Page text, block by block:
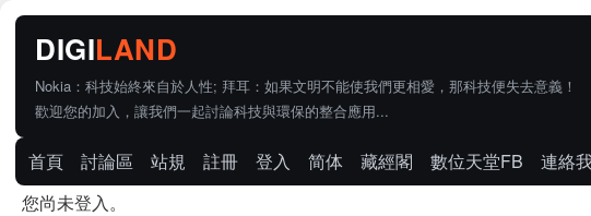
Nokia：科技始終來自於人性; 拜耳：如果文明不能使我們更相愛，那科技便失去意義！
歡迎您的加入，讓我們一起討論科技與環保的整合應用...
首頁 討論區 站規 註冊 登入 简体 藏經閣 數位天堂FB
連絡
您尚未登入。